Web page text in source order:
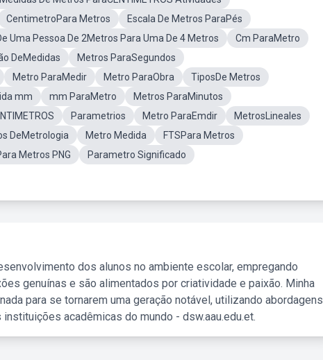
CentimetroPara Metros
Escala De Metros ParaPés
Uma Pessoa De 2Metros Para Uma De 4 Metros
Cm ParaMetro
DeMedidas
Metros ParaSegundos
Metro ParaMedir Metro ParaObra
TiposDe Metros
mm mm ParaMetro
Metros ParaMinutos
Parametrios Metro ParaEmdir
MetrosLineales
DeMetrologia Metro Medida
FTSPara Metros
Metros PNG
Parametro Significado
dos alunos no ambiente escolar, empregando
genuínas e são alimentados por criatividade e paixão. Minha
para se tornarem uma geração notável, utilizando abordagens
acadêmicas do mundo - dsw.aau.edu.et.